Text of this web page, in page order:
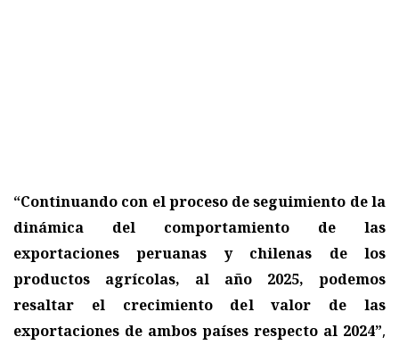
“Continuando con el proceso de seguimiento de la
dinámica del comportamiento de las
exportaciones peruanas y chilenas de los
productos agrícolas, al año 2025, podemos
resaltar el crecimiento del valor de las
exportaciones de ambos países respecto al 2024”,